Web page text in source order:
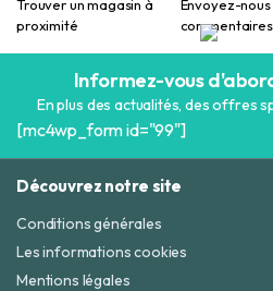
Trouver un magasin à
proximité
Envoyez-
commentaires
Informez-vous
En plus des actualités, des offres
[mc4wp_form id="99"]
Découvrez notre site
Conditions générales
Les informations cookies
Mentions légales